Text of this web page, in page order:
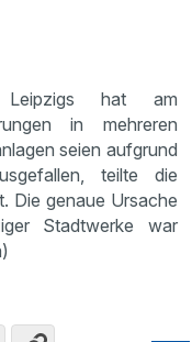
hat am
in mehreren
seien aufgrund
teilte die
Die genaue Ursache
Stadtwerke war